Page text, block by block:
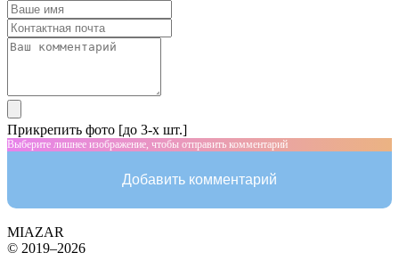
Прикрепить фото [до 3-х шт.]
Выберите лишнее изображение, чтобы отправить комментарий
Добавить комментарий
MIAZAR
© 2019–2026